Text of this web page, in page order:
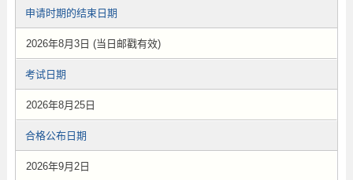
申请时期的结束日期
2026年8月3日 (当日邮戳有效)
考试日期
2026年8月25日
合格公布日期
2026年9月2日